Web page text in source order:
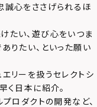
誠心をささげられるほ
たい、遊び心をいつま
りたい、といった願い
リーを扱うセレクトシ
く日本に紹介。
ロダクトの開発など、